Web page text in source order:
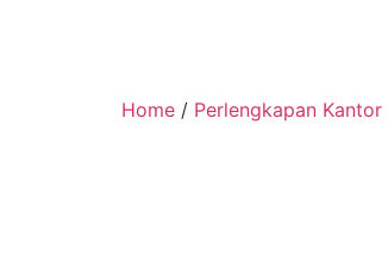
Home / Perlengkapan Kantor